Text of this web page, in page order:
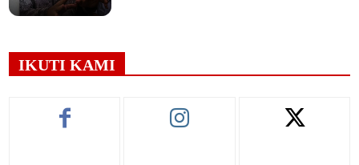
IKUTI KAMI